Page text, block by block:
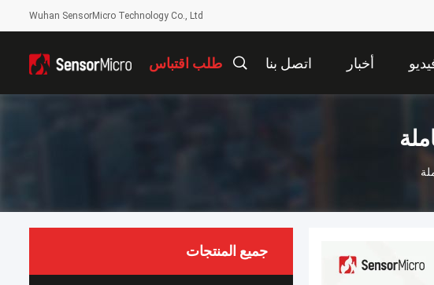
Wuhan SensorMicro Technology Co., Ltd
أخبار اتصل بنا طلب اقتباس
جميع المنتجات